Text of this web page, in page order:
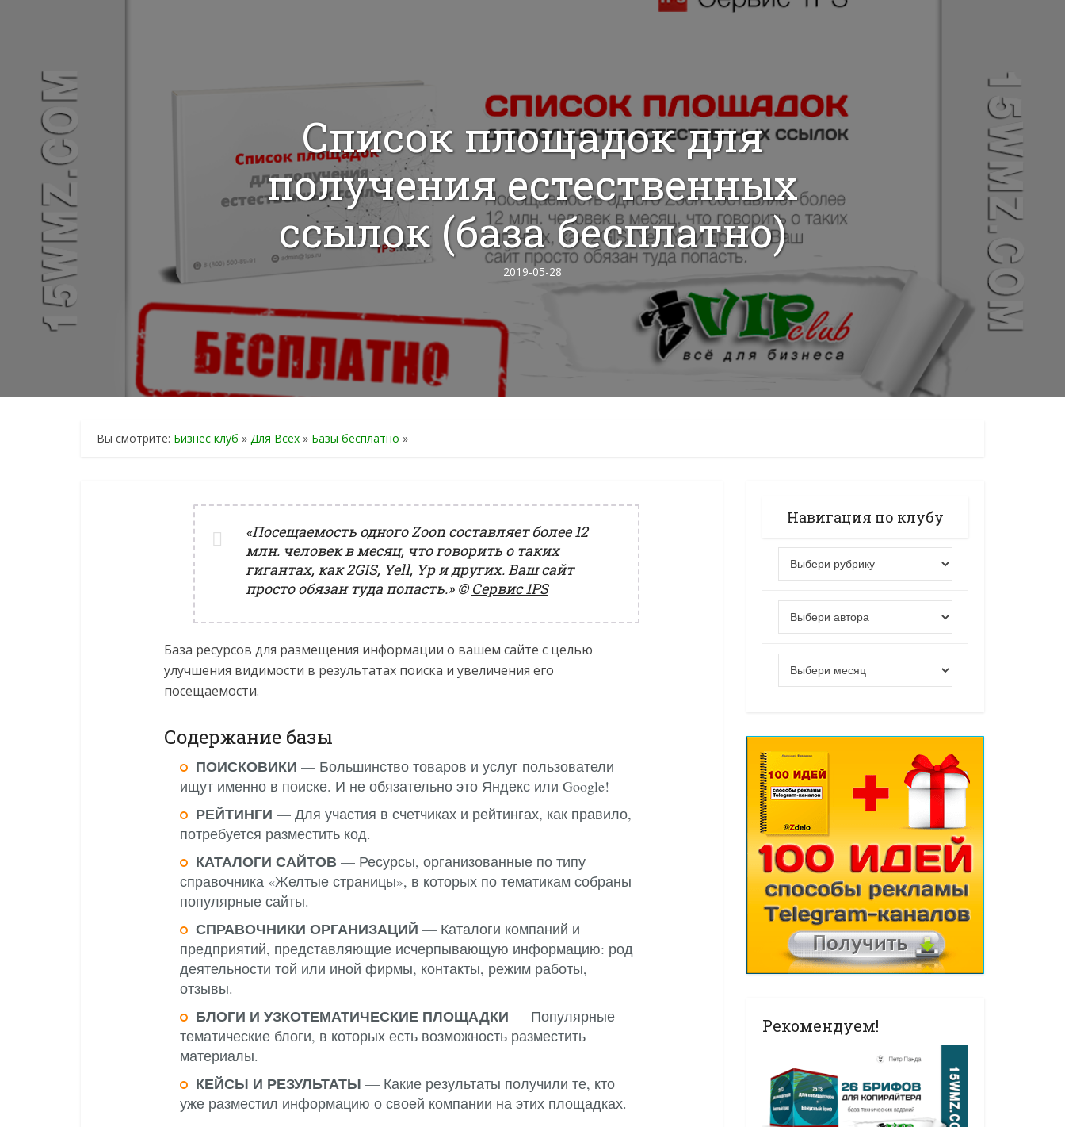
Список площадок для
получения естественных
ссылок (база бесплатно)
2019-05-28
Вы смотрите: Бизнес клуб » Для Всех » Базы бесплатно »
«Посещаемость одного Zoon составляет более 12
млн. человек в месяц, что говорить о таких
гигантах, как 2GIS, Yell, Yp и других. Ваш сайт
просто обязан туда попасть.»© Сервис 1PS
База ресурсов для размещения информации о вашем сайте с целью
улучшения видимости в результатах поиска и увеличения его
посещаемости.
Содержание базы
ПОИСКОВИКИ — Большинство товаров и услуг пользователи
ищут именно в поиске. И не обязательно это Яндекс или Google!
РЕЙТИНГИ — Для участия в счетчиках и рейтингах, как правило,
потребуется разместить код.
КАТАЛОГИ САЙТОВ — Ресурсы, организованные по типу
справочника «Желтые страницы», в которых по тематикам собраны
популярные сайты.
СПРАВОЧНИКИ ОРГАНИЗАЦИЙ — Каталоги компаний и
предприятий, представляющие исчерпывающую информацию: род
деятельности той или иной фирмы, контакты, режим работы,
отзывы.
БЛОГИ И УЗКОТЕМАТИЧЕСКИЕ ПЛОЩАДКИ — Популярные
тематические блоги, в которых есть возможность разместить
материалы.
КЕЙСЫ И РЕЗУЛЬТАТЫ — Какие результаты получили те, кто
уже разместил информацию о своей компании на этих площадках.
Навигация по клубу
Рекомендуем!